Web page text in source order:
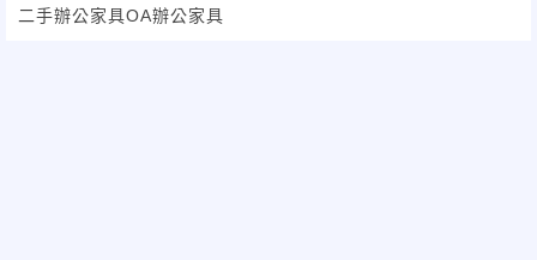
二手辦公家具OA辦公家具